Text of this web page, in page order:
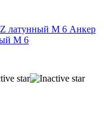
Анкер
М 6